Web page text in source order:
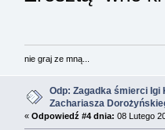
nie graj ze mną...
Odp: Zagadka śmierci
Zachariasza
« Odpowiedź #4 dnia: 08 Lutego